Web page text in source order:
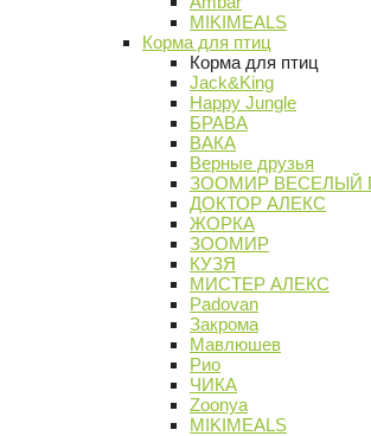
MIKIMEALS
Корма для птиц
Корма для птиц
Jack&King
Happy Jungle
БРАВА
ВАКА
Верные друзья
ЗООМИР ВЕСЕЛЫЙ
ДОКТОР АЛЕКС
ЖОРКА
ЗООМИР
КУЗЯ
МИСТЕР АЛЕКС
Padovan
Закрома
Мавлюшев
Рио
ЧИКА
Zoonya
MIKIMEALS